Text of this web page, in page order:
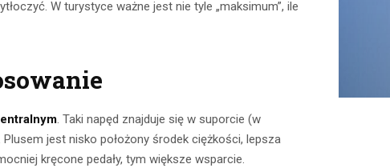
W turystyce ważne jest nie tyle „maksimum”, ile
. Taki napęd znajduje się w suporcie (w
jest nisko położony środek ciężkości, lepsza
kręcone pedały, tym większe wsparcie.
CZYTAJ DALEJ